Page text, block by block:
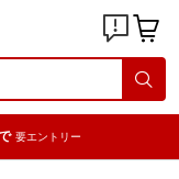
要エントリー